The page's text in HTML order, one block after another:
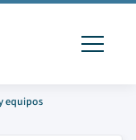
equipos